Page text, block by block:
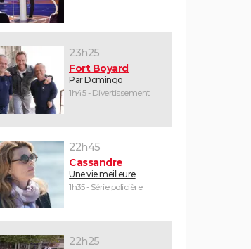
23h25
Fort Boyard
Par Domingo
1h45 - Divertissement
22h45
Cassandre
Une vie meilleure
1h35 - Série policière
22h25